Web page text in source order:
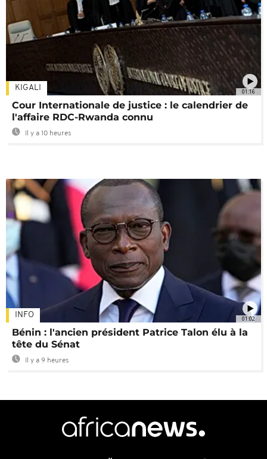
01:16
KIGALI
Cour Internationale de justice : le calendrier de
l'affaire RDC-Rwanda connu
Il y a 10 heures
01:02
INFO
Bénin : l'ancien président Patrice Talon élu à la
tête du Sénat
Il y a 9 heures